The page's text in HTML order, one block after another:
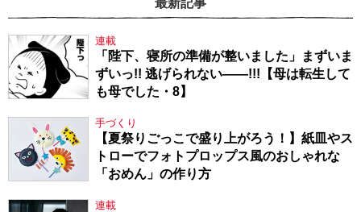
連載
「陛下、寝所の準備が整いました」まずいま
ずいっ!! 逃げられない――!!!【母は転生して
も母でした・8】
手づくり
【夏祭りごっこで盛り上がろう！】紙皿やス
トローでフォトプロップス風のおしゃれな
「おめん」の作り方
連載